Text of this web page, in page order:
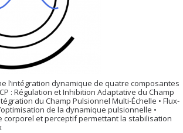
l’intégration dynamique de quatre composantes
: Régulation et Inhibition Adaptative du Champ
du Champ Pulsionnel Multi-Échelle • Flux-
de la dynamique pulsionnelle •
corporel et perceptif permettant la stabilisation